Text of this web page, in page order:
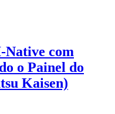
Native com
o Painel do
Kaisen)